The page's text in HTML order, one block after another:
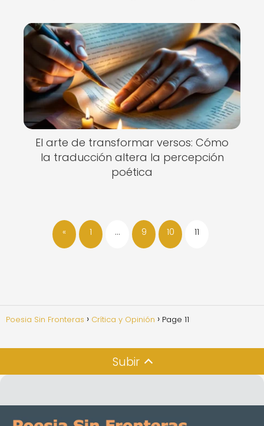
El arte de transformar versos: Cómo
la traducción altera la percepción
poética
« 1 … 9 10 11
Poesia Sin Fronteras Crítica y Opinión Page 11
Subir